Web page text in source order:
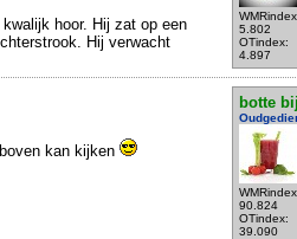
5.802
OTindex:
4.897
hoor. Hij zat op een
Hij verwacht
botte
90.824
OTindex:
39.090
kan kijken